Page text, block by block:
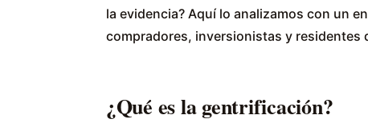
la evidencia? Aquí lo analizamos con un
compradores, inversionistas y residentes
¿Qué es la gentrificación?